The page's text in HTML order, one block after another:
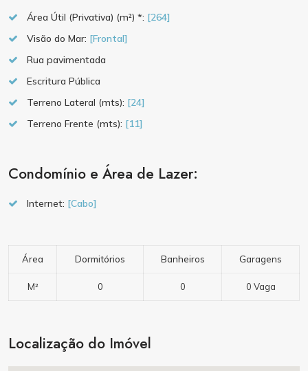
Área Útil (Privativa) (m²) *: [264]
Visão do Mar: [Frontal]
Rua pavimentada
Escritura Pública
Terreno Lateral (mts): [24]
Terreno Frente (mts): [11]
Condomínio e Área de Lazer:
Internet: [Cabo]
Área Dormitórios Banheiros Garagens
M² 0 0 0 Vaga
Localização do Imóvel